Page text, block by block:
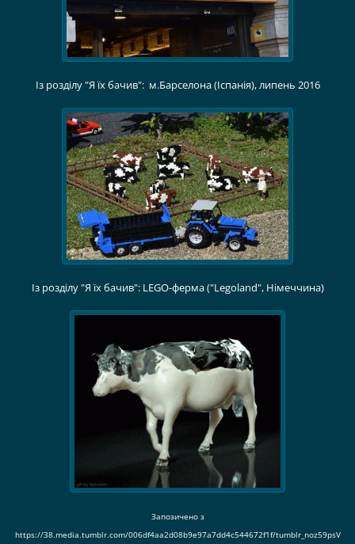
Із розділу "Я їх бачив": м.Барселона (Іспанія), липень 2016
Із розділу "Я їх бачив": LEGO-ферма ("Legoland", Німеччина)
Запозичено з
https://38.media.tumblr.com/006df4aa2d08b9e97a7dd4c544672f1f/tumblr_noz59psV